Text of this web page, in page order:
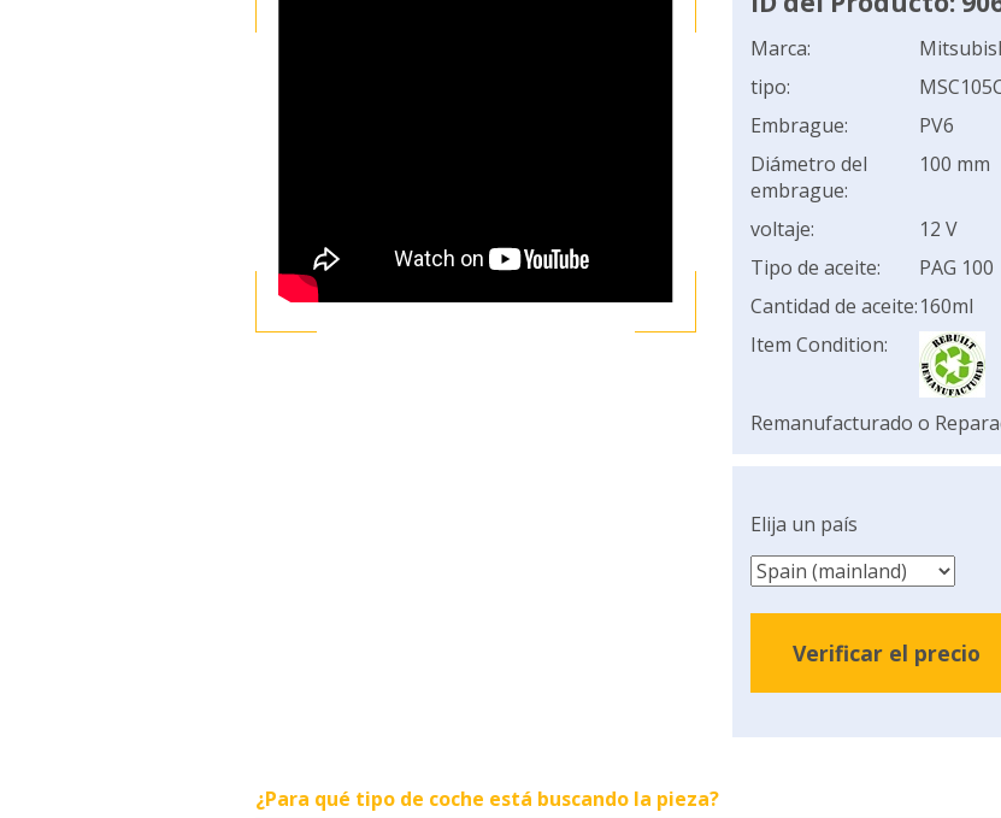
Marca:
tipo:
Embrague:
PV6
Diámetro del
embrague:
100 mm
voltaje:
12 V
Tipo de aceite:
PAG 100
Cantidad de aceite:160ml
Item Condition:
Remanufacturado o
Elija un país
Verificar el precio
¿Para qué tipo de coche está buscando la pieza?